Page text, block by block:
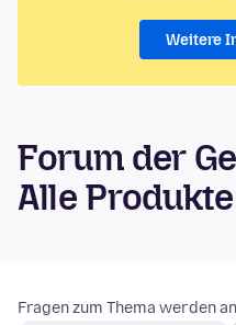
Weitere
Forum der
Alle Produkte
Fragen zum Thema werden